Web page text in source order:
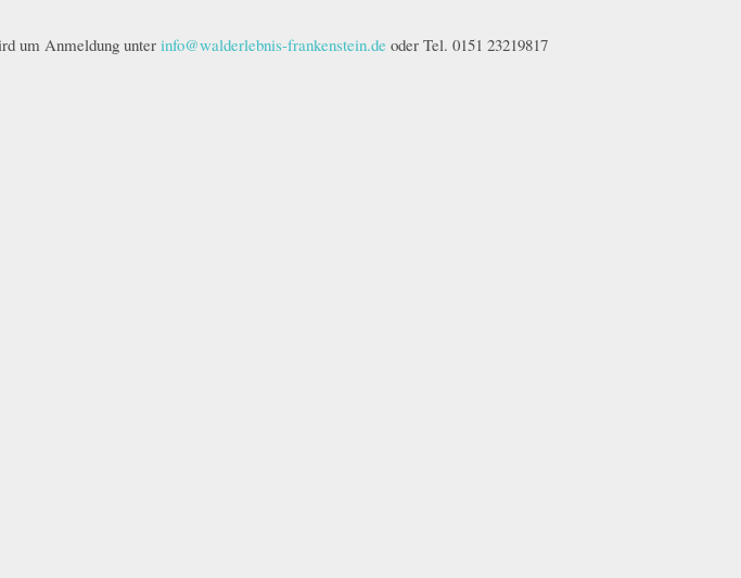
um Anmeldung unter info@walderlebnis-frankenstein.deoder Tel. 0151 23219817